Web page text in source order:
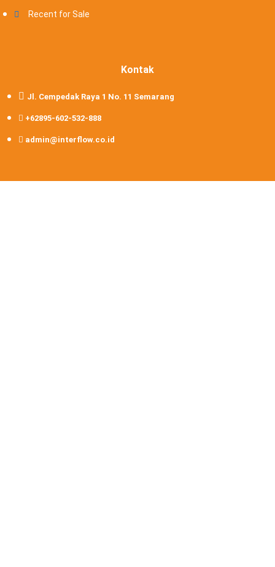
Recent for Sale
Kontak
Jl. Cempedak Raya 1 No. 11 Semarang
+62895-602-532-888
admin@interflow.co.id